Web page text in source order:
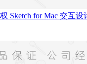
Sketch for Mac 交互